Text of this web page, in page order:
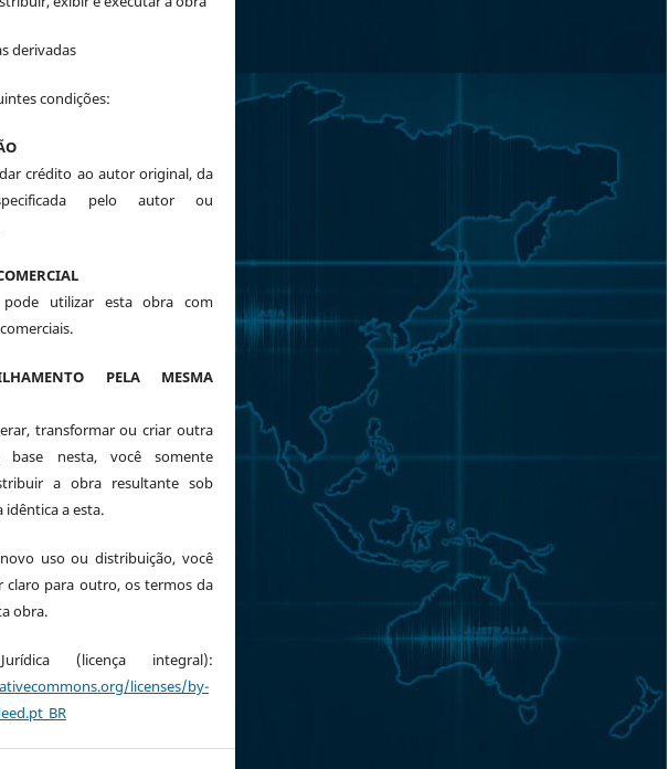
derivadas
condições:
crédito ao autor original, da
pelo autor ou
utilizar esta obra com
PELA MESMA
transformar ou criar outra
base nesta, você somente
a obra resultante sob
idêntica a esta.
uso ou distribuição, você
claro para outro, os termos da
obra.
(licença integral):
licenses/by-